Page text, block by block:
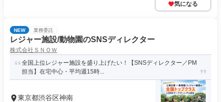
気になる
NEW 業務委託
レジャー施設/動物園のSNSディレクター
株式会社ＳＮＯＷ
全国上位レジャー施設を盛り上げたい！【SNSディレクター／PM
担当】在宅中心・平均週15時...
東京都渋谷区神南